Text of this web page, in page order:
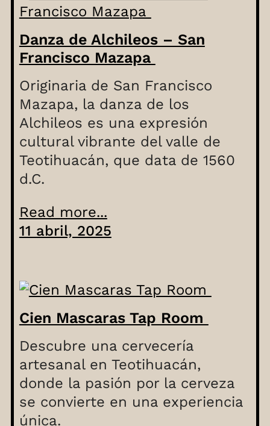
Danza de Alchileos – San
Francisco Mazapa
Originaria de San Francisco
Mazapa, la danza de los
Alchileos es una expresión
cultural vibrante del valle de
Teotihuacán, que data de 1560
d.C.
Read more...
11 abril, 2025
Cien Mascaras Tap Room
Descubre una cervecería
artesanal en Teotihuacán,
donde la pasión por la cerveza
se convierte en una experiencia
única.